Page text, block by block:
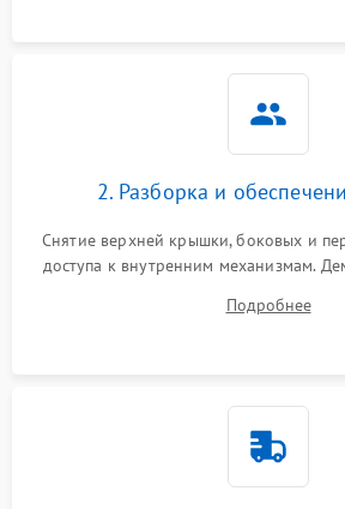
2. Разборка и
Снятие верхней крышки, боковых и
доступа к внутренним механизмам.
Обеспечение свободного доступа к
Подробнее